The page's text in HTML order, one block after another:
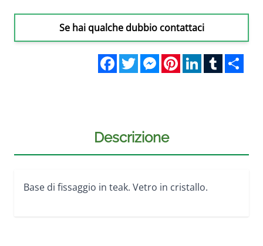
Se hai qualche dubbio contattaci
FacebookTwitterMessengerPinterestLinkedInTumblr
Descrizione
Base di fissaggio in teak. Vetro in cristallo.